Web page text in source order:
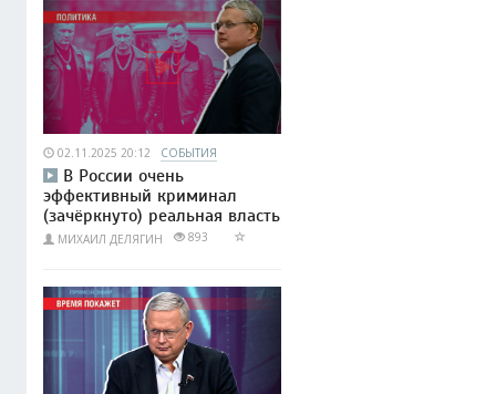
02.11.2025 20:12 СОБЫТИЯ
В России очень
эффективный криминал
(зачёркнуто) реальная власть
МИХАИЛ ДЕЛЯГИН 893